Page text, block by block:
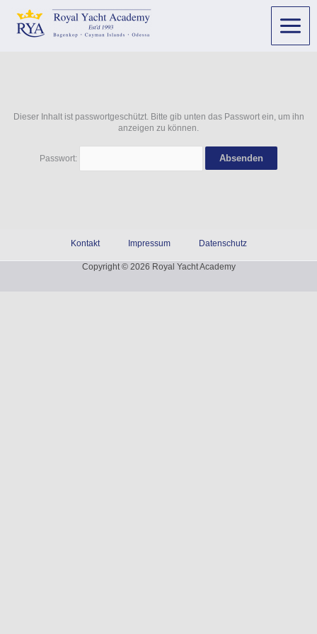
Dieser Inhalt ist passwortgeschützt. Bitte gib unten das Passwort ein, um ihn
anzeigen zu können.
Passwort:
Kontakt Impressum Datenschutz
Copyright © 2026 Royal Yacht Academy